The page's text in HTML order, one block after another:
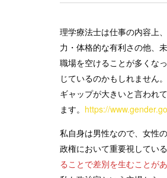
理学療法士は仕事の内容上
力・体格的な有利さの他、
職場を空けることが多くな
じているのかもしれません
ギャップが大きいと言われ
ます。 https://
私自身は男性なので、女性
政権において重要視してい
ることで差別を生むことが